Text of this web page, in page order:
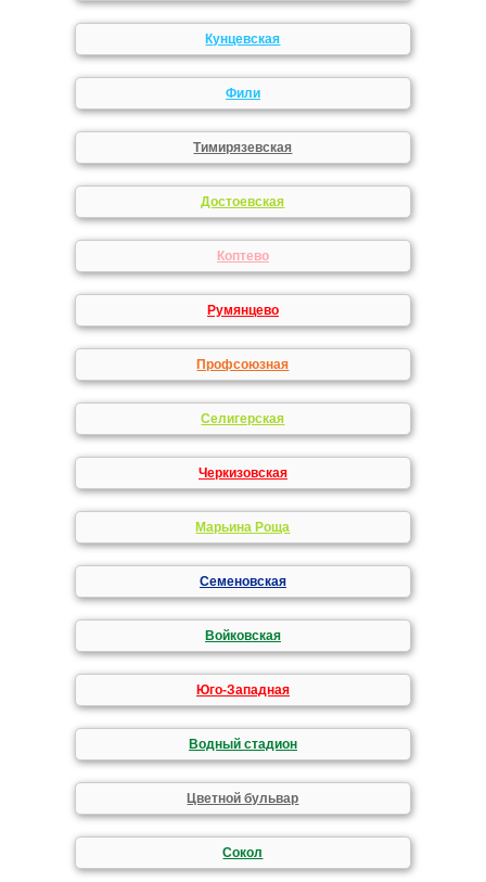
Кунцевская
Фили
Тимирязевская
Достоевская
Коптево
Румянцево
Профсоюзная
Селигерская
Черкизовская
Марьина Роща
Семеновская
Войковская
Юго-Западная
Водный стадион
Цветной бульвар
Сокол